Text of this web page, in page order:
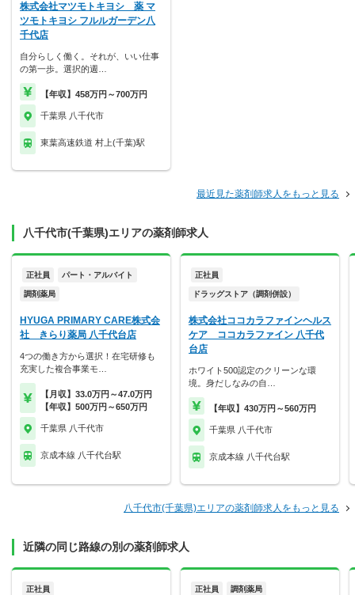
株式会社マツモトキヨシ 薬 マ
ツモトキヨシ フルルガーデン八
千代店
自分らしく働く。それが、いい仕事
の第一歩。選択的週…
【年収】458万円～700万円
千葉県 八千代市
東葉高速鉄道 村上(千葉)駅
最近見た薬剤師求人をもっと見る
八千代市(千葉県)エリアの薬剤師求人
正社員 パート・アルバイト
調剤薬局
HYUGA PRIMARY CARE株式会
社 きらり薬局 八千代台店
4つの働き方から選択！在宅研修も
充実した複合事業モ…
【月収】33.0万円～47.0万円
【年収】500万円～650万円
千葉県 八千代市
京成本線 八千代台駅
正社員
ドラッグストア（調剤併設）
株式会社ココカラファインヘルス
ケア ココカラファイン 八千代
台店
ホワイト500認定のクリーンな環
境。身だしなみの自…
【年収】430万円～560万円
千葉県 八千代市
京成本線 八千代台駅
八千代市(千葉県)エリアの薬剤師求人をもっと見る
近隣の同じ路線の別の薬剤師求人
正社員 正社員 調剤薬局